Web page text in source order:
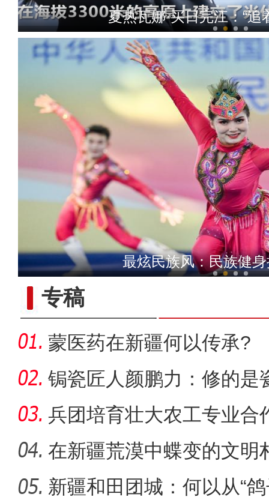
夏热瓦娜·买日完江：“追
侨乡故事 | 阿不都沙拉木：
庆祝兵团成立70周年主题宣
最炫民族风：民族健
专稿
蒙医药在新疆何以传承?
锔瓷匠人颜鹏力：修的是
兵团培育壮大农工专业合
能
在新疆荒漠中蝶变的文明
新疆和田团城：何以从“